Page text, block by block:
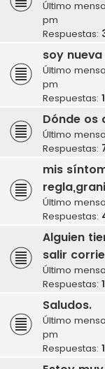
Último
pm
Respuestas:
soy nueva
Último
pm
Respuestas:
Dónde os
Último
Respuestas:
mis
Último
Respuestas:
Alguien
salir
Último
Respuestas:
Saludos.
Último
pm
Respuestas: 1